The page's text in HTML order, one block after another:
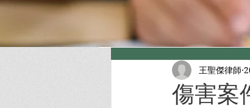
傷害案
王聖傑律師